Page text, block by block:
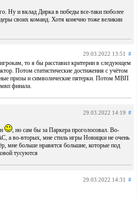
Ну и вклад Дирка в победы все-таки поболее
своих команд. Хотя конечно тоже великии
29.03.2022 13:51 #
то я бы расставил критерии в следующем
Потом статистические достижения с учётом
призы и символические пятерки. Потом МВП
финала.
29.03.2022 14:19 #
, но сам бы за Паркера проголосовал. Во-
а во-вторых, мне стиль игры Новицки не очень
мне больше нравятся большие, которые под
тусуются
29.03.2022 14:31 #